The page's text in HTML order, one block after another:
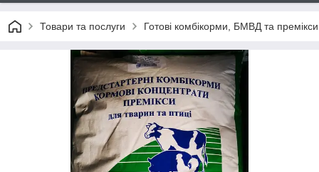
Товари та послуги Готові комбікорми, БМВД та премікси